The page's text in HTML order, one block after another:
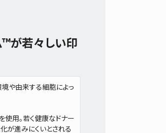
が若々しい印
や由来する細胞によっ
使用。若く健康なドナー
が進みにくいとされる